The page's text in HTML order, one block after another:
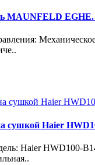
MAUNFELD
сушкой Haier
Haier